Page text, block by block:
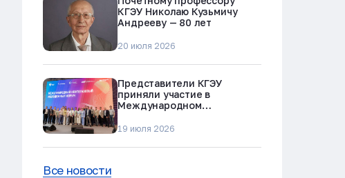
КГЭУ Николаю Кузьмичу
Андрееву — 80 лет
20 июля 2026
Представители КГЭУ
приняли участие в
Международном
форуме в Альметьевске
19 июля 2026
Все новости